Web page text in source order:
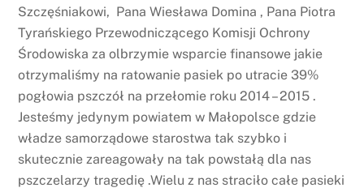
Szczęśniakowi, Pana Wiesława Domina , Pana Piotra
Tyrańskiego Przewodniczącego Komisji Ochrony
Środowiska za olbrzymie wsparcie finansowe jakie
otrzymaliśmy na ratowanie pasiek po utracie 39%
pogłowia pszczół na przełomie roku 2014 – 2015 .
Jesteśmy jedynym powiatem w Małopolsce gdzie
władze samorządowe starostwa tak szybko i
skutecznie zareagowały na tak powstałą dla nas
pszczelarzy tragedię .Wielu z nas straciło całe pasieki